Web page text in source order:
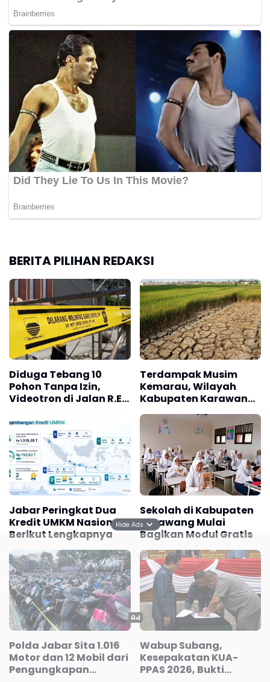
BERITA PILIHAN REDAKSI
Diduga Tebang 10
Pohon Tanpa Izin,
Videotron di Jalan R.E.
Disegel
Terdampak Musim
Kemarau, Wilayah
Kabupaten Karawang
Kekeringan Makin
Meluas
Jabar Peringkat Dua
Kredit UMKM Nasional,
Berikut Lengkapnya
Sekolah di Kabupaten
Karawang Mulai
Bagikan Modul Gratis
Polda Jabar Sita 1.016
Motor dan 12 Mobil dari
Pengungkapan
Wabup Subang,
Kesepakatan KUA-
PPAS 2026, Bukti
Hide Ads